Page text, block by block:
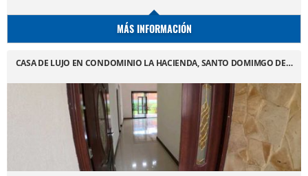
MÁS INFORMACIÓN
CASA DE LUJO EN CONDOMINIO LA HACIENDA, SANTO DOMIMGO DE…